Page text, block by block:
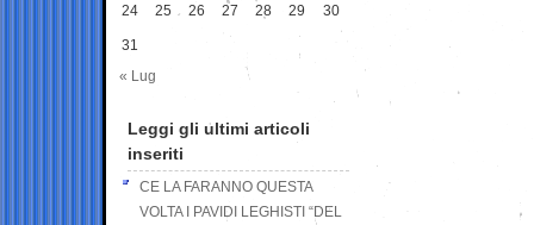
24 25 26 27 28 29 30
31
« Lug
Leggi gli ultimi articoli
inseriti
CE LA FARANNO QUESTA
VOLTA I PAVIDI LEGHISTI “DEL